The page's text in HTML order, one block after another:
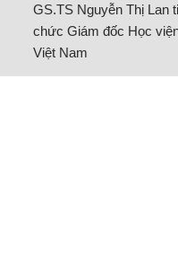
GS.TS Nguyễn Thị Lan
chức Giám đốc Học
Việt Nam